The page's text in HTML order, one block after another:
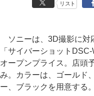
リスト
ソニーは、3D撮影に対
「サイバーショット
オープンプライス。店頭
み。カラーは、ゴールド
ー、ブラックを用意する。